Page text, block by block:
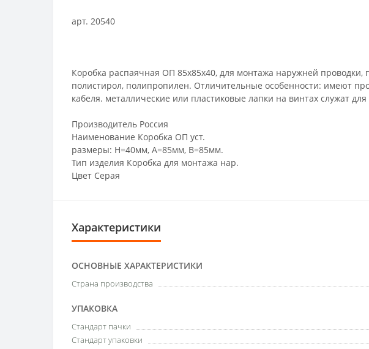
арт. 20540
Коробка распаячная ОП 85х85х40, для монтажа наружней
полистирол, полипропилен. Отличительные особенности: имеют
кабеля. металлические или пластиковые лапки на винтах служат
Производитель Россия
Наименование Коробка ОП уст.
размеры: Н=40мм, А=85мм, В=85мм.
Тип изделия Коробка для монтажа нар.
Цвет Серая
Характеристики
ОСНОВНЫЕ ХАРАКТЕРИСТИКИ
Страна производства
УПАКОВКА
Стандарт пачки
Стандарт упаковки